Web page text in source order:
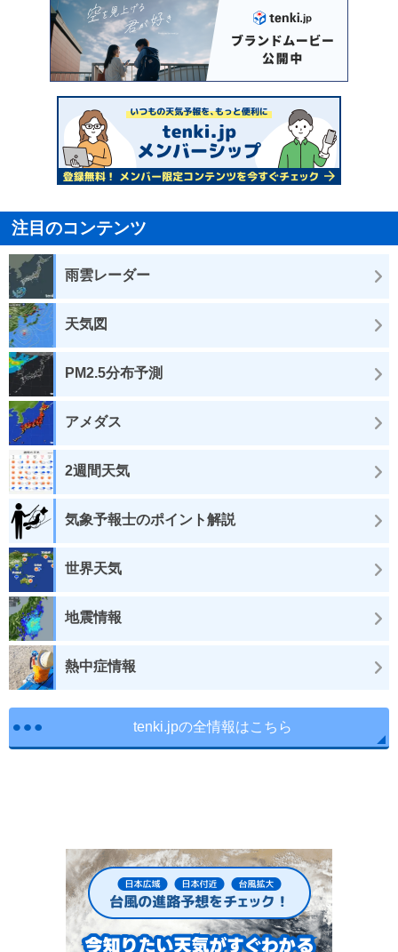
注目のコンテンツ
雨雲レーダー
天気図
PM2.5分布予測
アメダス
2週間天気
気象予報士のポイント解説
世界天気
地震情報
熱中症情報
tenki.jpの全情報はこちら